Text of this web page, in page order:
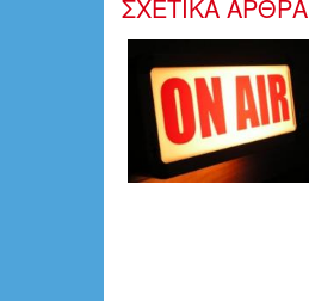
ΣΧΕΤΙΚΑ ΑΡΘΡΑ